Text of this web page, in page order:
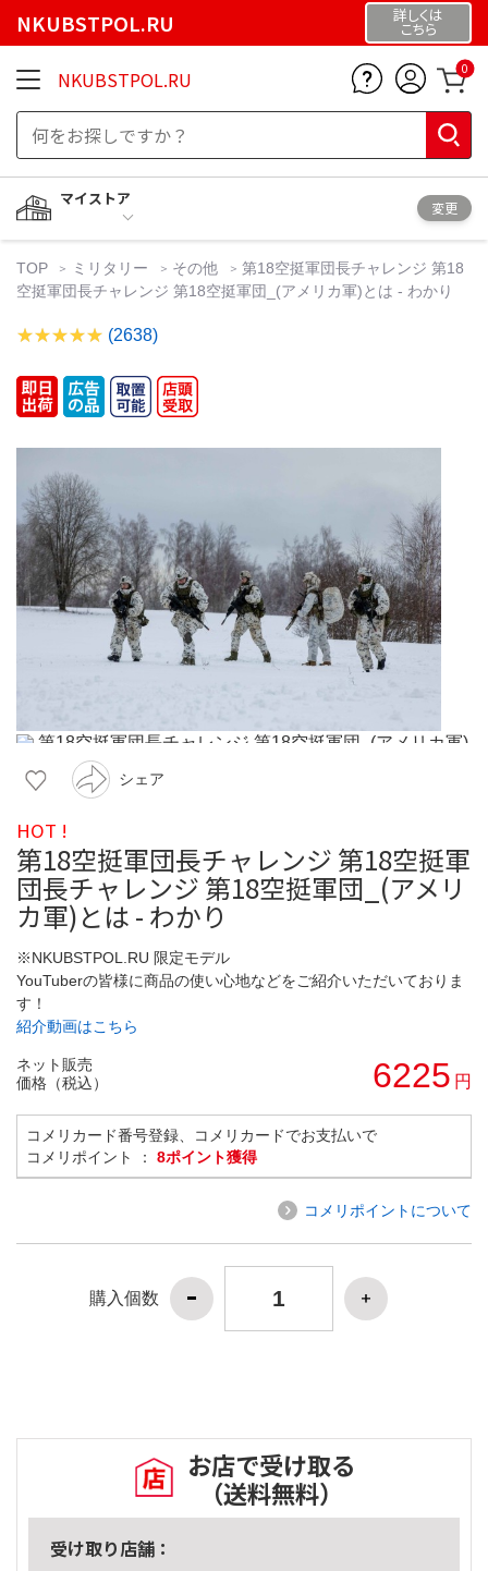
NKUBSTPOL.RU 詳しくは
こちら
NKUBSTPOL.RU 0
マイストア
変更
TOP ミリタリー その他
第18空挺軍団長チャレンジ 第18
空挺軍団長チャレンジ 第18空挺軍団_(アメリカ軍)とは - わかり
(2638)
シェア
HOT !
第18空挺軍団長チャレンジ 第18空挺軍
団長チャレンジ 第18空挺軍団_(アメリ
カ軍)とは - わかり
※NKUBSTPOL.RU 限定モデル
YouTuberの皆様に商品の使い心地などをご紹介いただいておりま
す！
紹介動画はこちら
ネット販売
価格（税込）
6225 円
コメリカード番号登録、コメリカードでお支払いで
コメリポイント ： 8ポイント獲得
コメリポイントについて
購入個数
お店で受け取る
（送料無料）
受け取り店舗：